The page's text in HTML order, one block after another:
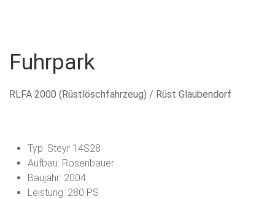
Fuhrpark
RLFA 2000 (Rüstlöschfahrzeug) / Rüst Glaubendorf
Typ: Steyr 14S28
Aufbau: Rosenbauer
Baujahr: 2004
Leistung: 280 PS